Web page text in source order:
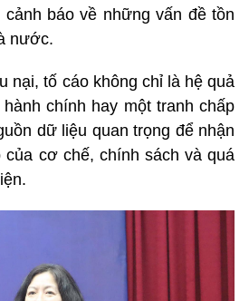
báo về những vấn đề tồn
nước.
nại, tố cáo không chỉ là hệ quả
chính hay một tranh chấp
dữ liệu quan trọng để nhận
của cơ chế, chính sách và quá